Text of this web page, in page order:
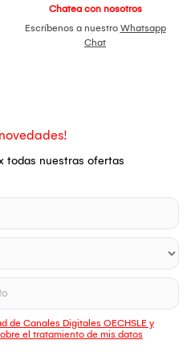
Chatea con nosotros
Escríbenos a nuestro Whatsapp
Chat
todas nuestras ofertas
de Canales Digitales OECHSLE y
el tratamiento de mis datos